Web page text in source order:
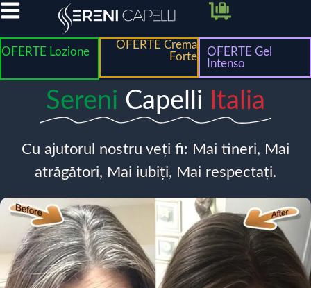
OFERTE Lozione
OFERTE Crema
Forte
OFERTE Gel
Intenso
Sereni Capelli Italia
Cu ajutorul nostru veți fi: Mai tineri, Mai
atrăgători, Mai iubiți, Mai respectați.